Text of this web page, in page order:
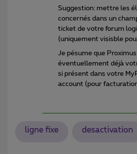
Suggestion: mettre les
concernés dans un
ticket de votre forum
(uniquement visisble
Je pésume que
éventuellement déjà
si présent dans votre
account (pour
ligne fixe desactivation